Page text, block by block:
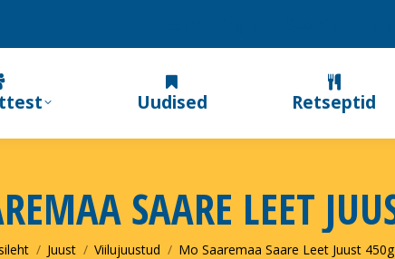
Uudised Retseptid
SAARE LEET
are here:
Juust Viilujuustud Mo Saaremaa Saare Leet Juust 450g